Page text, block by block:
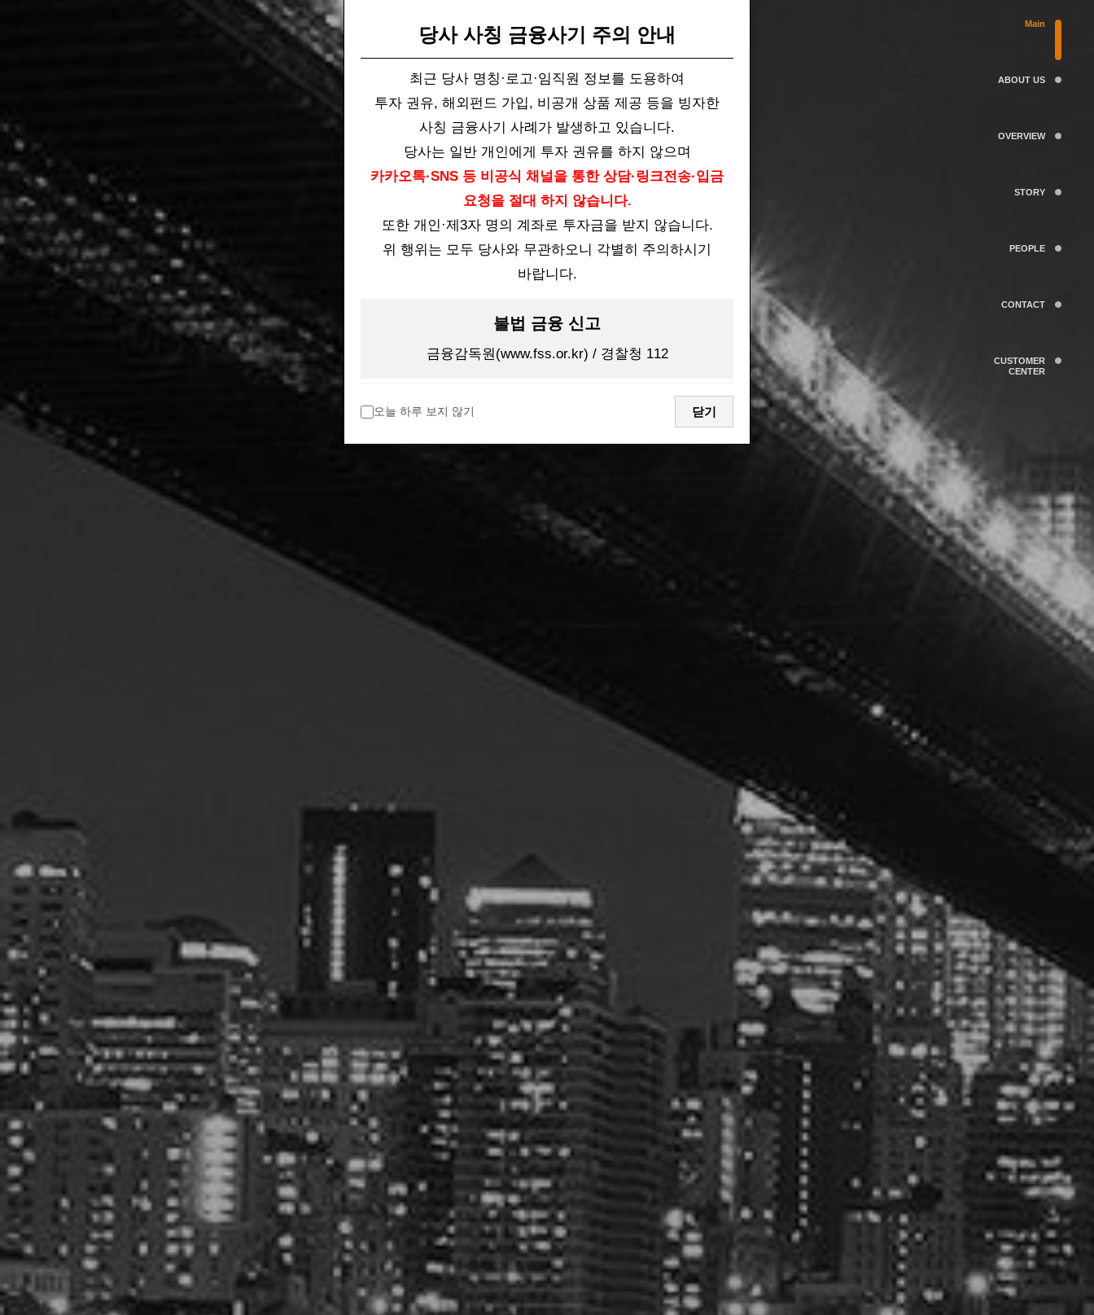
Main
ABOUT US
OVERVIEW
STORY
PEOPLE
CONTACT
CUSTOMER
CENTER
당사 사칭 금융사기 주의 안내
최근 당사 명칭·로고·임직원 정보를 도용하여
투자 권유, 해외펀드 가입, 비공개 상품 제공 등을 빙자한
사칭 금융사기 사례가 발생하고 있습니다.
당사는 일반 개인에게 투자 권유를 하지 않으며
카카오톡·SNS 등 비공식 채널을 통한 상담·링크전송·입금
요청을 절대 하지 않습니다.
또한 개인·제3자 명의 계좌로 투자금을 받지 않습니다.
위 행위는 모두 당사와 무관하오니 각별히 주의하시기
바랍니다.
불법 금융 신고
금융감독원(www.fss.or.kr) / 경찰청 112
오늘 하루 보지 않기 닫기